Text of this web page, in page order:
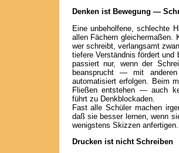
Denken ist Bewegung —
Eine unbeholfene, schlechte
allen Fächern gleichermaßen.
wer schreibt, verlangsamt
tiefere Verständnis fördert
passiert nur, wenn der
beansprucht — mit
automatisiert erfolgen. Beim
Fließen entstehen — auch
führt zu Denkblockaden.
Fast alle Schüler machen
daß sie besser lernen, wenn
wenigstens Skizzen anfertigen.
Drucken ist nicht Schreiben